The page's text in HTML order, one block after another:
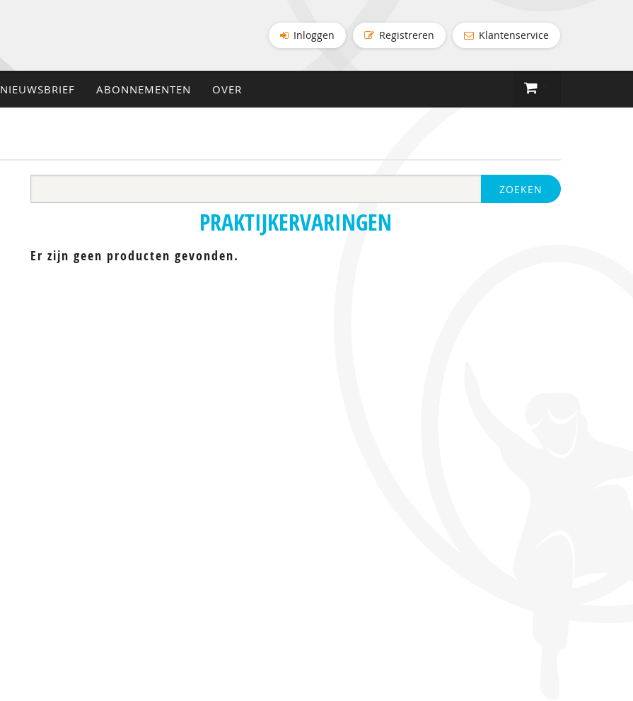
Inloggen Registreren Klantenservice
NIEUWSBRIEF ABONNEMENTEN OVER
ZOEKEN
PRAKTIJKERVARINGEN
Er zijn geen producten gevonden.